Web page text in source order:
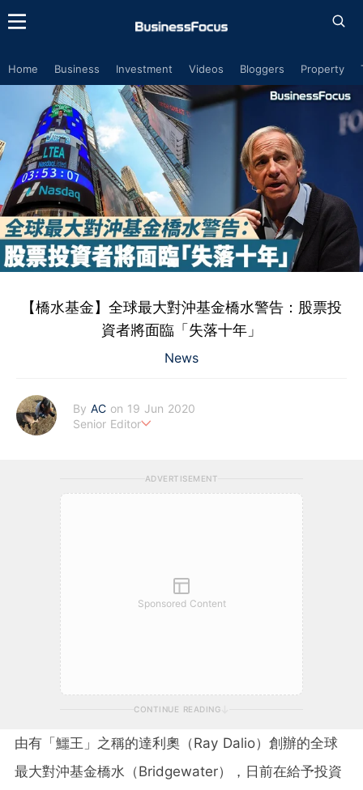
Home Business Investment Videos Bloggers Property
【橋水基金】全球最大對沖基金橋水警告：股票投
資者將面臨「失落十年」
News
By AC on 19 Jun 2020
Senior Editor
ADVERTISEMENT
Sponsored Content
CONTINUE READING
由有「鱷王」之稱的達利奧（Ray Dalio）創辦的全球
最大對沖基金橋水（Bridgewater），日前在給予投資